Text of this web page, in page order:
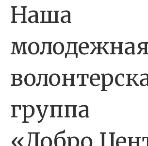
Наша
молодежная
группа